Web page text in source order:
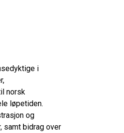
i
norsk
løpetiden.
og
samt bidrag over